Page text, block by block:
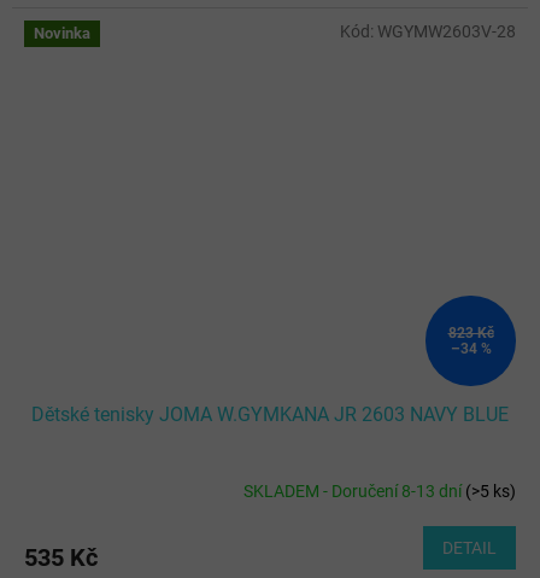
Novinka
823 Kč
–34 %
Dětské tenisky JOMA W.GYMKANA JR 2603 NAVY BLUE
SKLADEM - Doručení 8-13 dní(>5 ks)
535 Kč DETAIL
Kód: WGYMW2603V-28